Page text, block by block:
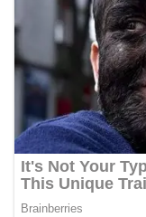
Sunggal,
kegiatan
kepada
(05/08/
pukul
rumah
kelurahan
Suraukur
rumah ke